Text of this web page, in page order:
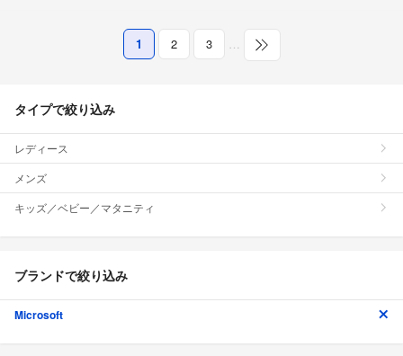
1 2 3 …
タイプで絞り込み
レディース
メンズ
キッズ／ベビー／マタニティ
ブランドで絞り込み
Microsoft